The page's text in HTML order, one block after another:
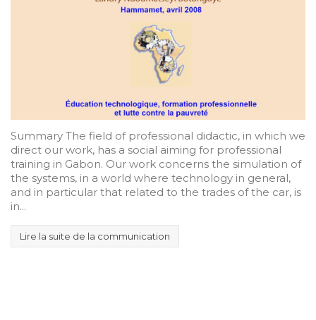
Summary The field of professional didactic, in which we
direct our work, has a social aiming for professional
training in Gabon. Our work concerns the simulation of
the systems, in a world where technology in general,
and in particular that related to the trades of the car, is
in...
Lire la suite de la communication